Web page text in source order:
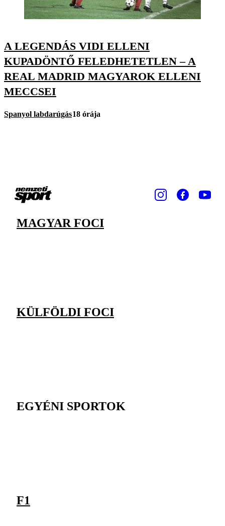
A LEGENDÁS VIDI ELLENI
KUPADÖNTŐ FELEDHETETLEN – A
REAL MADRID MAGYAROK ELLENI
MECCSEI
Spanyol labdarúgás18 órája
MAGYAR FOCI
KÜLFÖLDI FOCI
EGYÉNI SPORTOK
F1